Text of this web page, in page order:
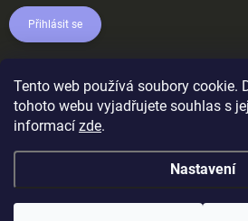
Tento web používá soubory cookie.
tohoto webu vyjadřujete souhlas s
informací zde.
Nastavení
Přihlásit se